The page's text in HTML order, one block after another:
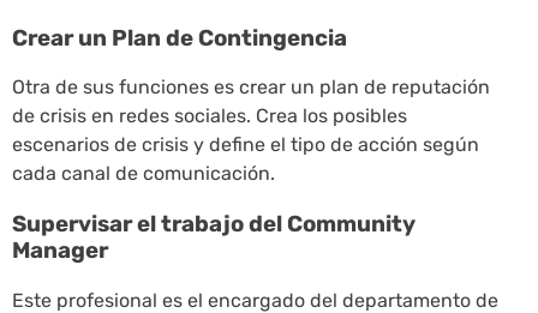
Crear un Plan de Contingencia
Otra de sus funciones es crear un plan de reputación
de crisis en redes sociales. Crea los posibles
escenarios de crisis y define el tipo de acción según
cada canal de comunicación.
Supervisar el trabajo del Community
Manager
Este profesional es el encargado del departamento de